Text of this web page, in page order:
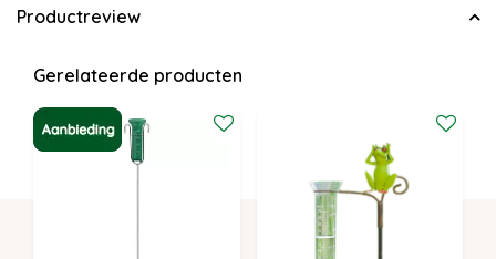
Productreview
Gerelateerde producten